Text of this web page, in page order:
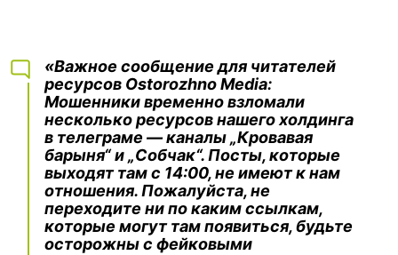
«Важное сообщение для читателей
ресурсов Ostorozhno Media:
Мошенники временно взломали
несколько ресурсов нашего холдинга
в телеграме — каналы „Кровавая
барыня“ и „Собчак“. Посты, которые
выходят там с 14:00, не имеют к нам
отношения. Пожалуйста, не
переходите ни по каким ссылкам,
которые могут там появиться, будьте
осторожны с фейковыми